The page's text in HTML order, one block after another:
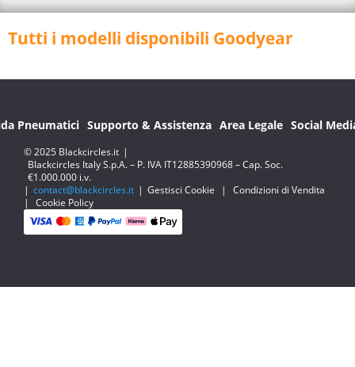
Tutti i modelli disponibili Goodyear
Pneumatici Supporto & Assistenza Area Legale Social
© 2025 Blackcircles.it |
Blackcircles Italy S.p.A. – P. IVA IT12885390968 – Cap. Soc.
€1.000.000 i.v.
| contact@blackcircles.it | Gestisci Cookie |
Condizioni di Vendita
|
Cookie Policy